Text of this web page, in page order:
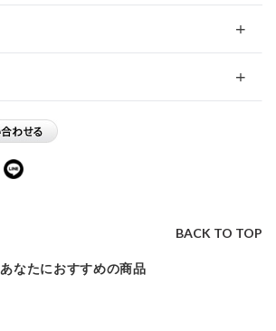
BACK TO TOP
あなたにおすすめの商品